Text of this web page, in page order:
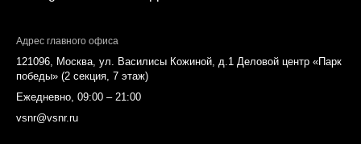
Адрес главного офиса
121096, Москва, ул. Василисы Кожиной, д.1 Деловой центр «Парк
победы» (2 секция, 7 этаж)
Ежедневно, 09:00 – 21:00
vsnr@vsnr.ru